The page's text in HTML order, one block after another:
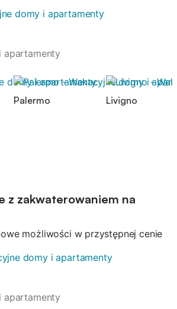
apartamenty
Palermo Livigno
z zakwaterowaniem na
możliwości w przystępnej cenie
apartamenty